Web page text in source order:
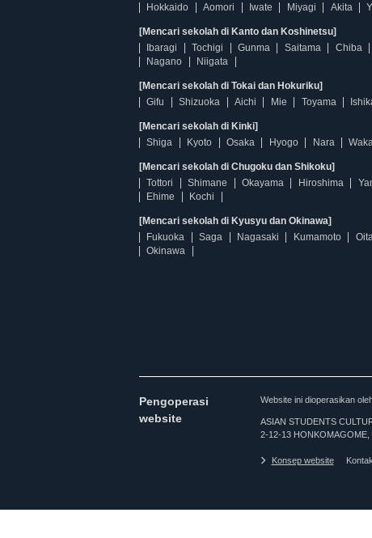
Hokkaido
Aomori Iwate Miyagi Akita
[Mencari sekolah di Kanto dan Koshinetsu]
Ibaragi
Tochigi Gunma Saitama Chiba
Nagano
Niigata
[Mencari sekolah di Tokai dan Hokuriku]
Gifu
Shizuoka Aichi Mie Toyama
[Mencari sekolah di Kinki]
Shiga
Kyoto Osaka Hyogo Nara
[Mencari sekolah di Chugoku dan Shikoku]
Tottori
Shimane Okayama Hiroshima
Ehime
Kochi
[Mencari sekolah di Kyusyu dan Okinawa]
Fukuoka
Saga Nagasaki Kumamoto
Okinawa
Pengoperasi
website
Website ini dioperasikan
ASIAN STUDENTS
2-12-13
Konsep website Kontak